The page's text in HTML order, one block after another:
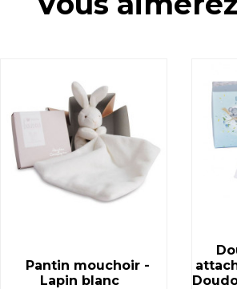
Pantin mouchoir -
Lapin blanc